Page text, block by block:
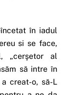
în iadul
si se face,
„cerşetor al
să intre în
creat-o, să-L